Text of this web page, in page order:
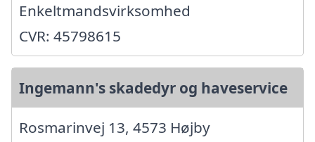
Enkeltmandsvirksomhed
CVR: 45798615
Ingemann's skadedyr og haveservice
Rosmarinvej 13, 4573 Højby